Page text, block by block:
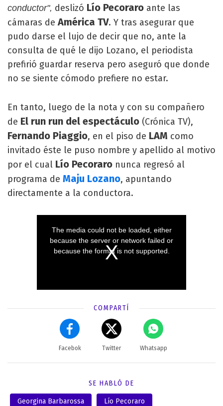
conductor", deslizó Lío Pecoraro ante las
cámaras deAmérica TV. Y tras asegurar que
pudo darse el lujo de decir que no, ante la
consulta de qué le dijo Lozano, el periodista
prefirió guardar reserva pero aseguró que donde
no se siente cómodo prefiere no estar.
En tanto, luego de la nota y con su compañero
de El run run del espectáculo (Crónica TV),
Fernando Piaggio, en el piso de LAM como
invitado éste le puso nombre y apellido al motivo
por el cual Lío Pecoraro nunca regresó al
programa de Maju Lozano, apuntando
directamente a la conductora.
COMPARTÍ
Facebok Twitter Whatsapp
SE HABLÓ DE
Georgina Barbarossa Lío Pecoraro